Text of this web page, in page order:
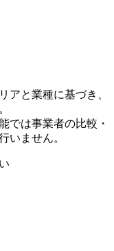
アと業種に基づき、
では事業者の比較・
いません。